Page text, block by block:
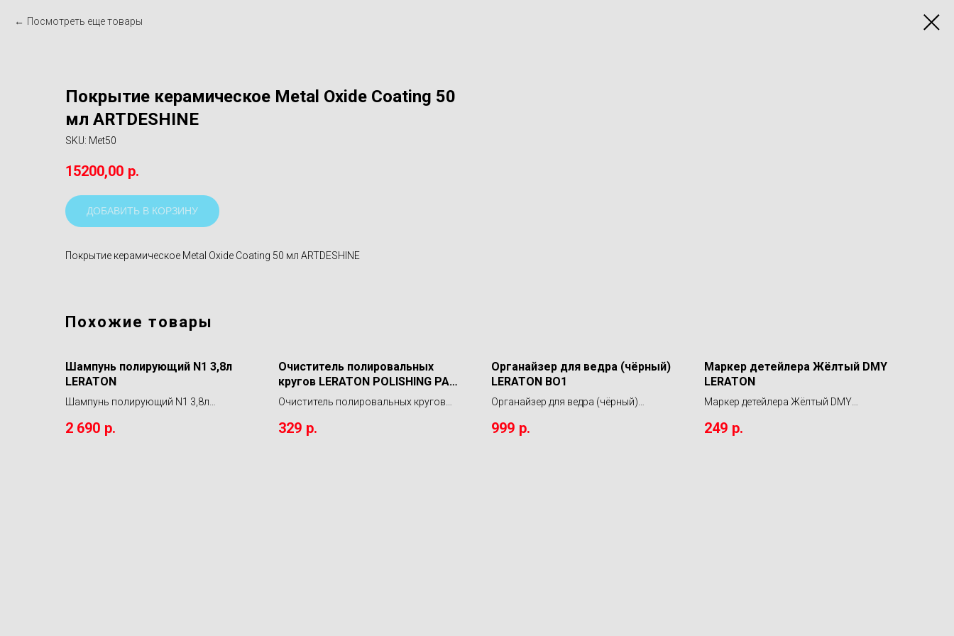
Посмотреть еще товары
Покрытие керамическое Metal Oxide Coating 50
мл ARTDESHINE
SKU: Met50
15200,00 р.
ДОБАВИТЬ В КОРЗИНУ
Покрытие керамическое Metal Oxide Coating 50 мл ARTDESHINE
Похожие товары
Шампунь полирующий N1 3,8л
LERATON
Шампунь полирующий N1 3,8л
2 690 р.
Очиститель полировальных
кругов LERATON POLISHING PAD
CLEANER 473мл.
Очиститель полировальных кругов
473мл.
329 р.
Органайзер для ведра (чёрный)
LERATON BO1
Органайзер для ведра (чёрный)
999 р.
Маркер детейлера Жёлтый DMY
LERATON
Маркер детейлера Жёлтый DMY
249 р.